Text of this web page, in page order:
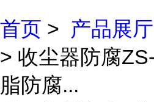
首页 > 产品展厅
> 收尘器防腐
脂防腐...